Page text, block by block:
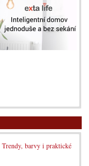
barvy i praktické